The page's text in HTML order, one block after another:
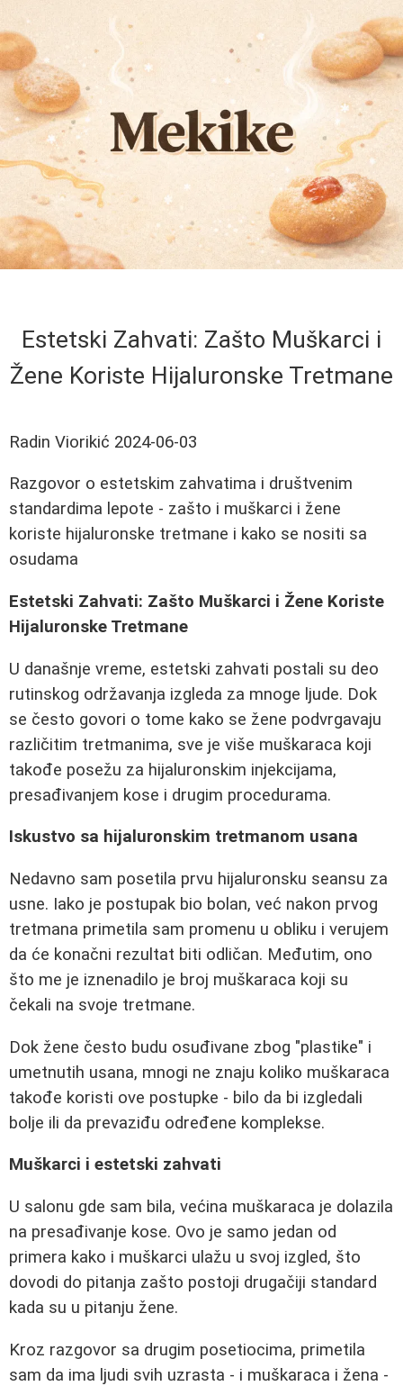
Estetski Zahvati: Zašto Muškarci i
Žene Koriste Hijaluronske Tretmane
Radin Viorikić 2024-06-03
Razgovor o estetskim zahvatima i društvenim
standardima lepote - zašto i muškarci i žene
koriste hijaluronske tretmane i kako se nositi sa
osudama
Estetski Zahvati: Zašto Muškarci i Žene Koriste
Hijaluronske Tretmane
U današnje vreme, estetski zahvati postali su deo
rutinskog održavanja izgleda za mnoge ljude. Dok
se često govori o tome kako se žene podvrgavaju
različitim tretmanima, sve je više muškaraca koji
takođe posežu za hijaluronskim injekcijama,
presađivanjem kose i drugim procedurama.
Iskustvo sa hijaluronskim tretmanom usana
Nedavno sam posetila prvu hijaluronsku seansu za
usne. Iako je postupak bio bolan, već nakon prvog
tretmana primetila sam promenu u obliku i verujem
da će konačni rezultat biti odličan. Međutim, ono
što me je iznenadilo je broj muškaraca koji su
čekali na svoje tretmane.
Dok žene često budu osuđivane zbog "plastike" i
umetnutih usana, mnogi ne znaju koliko muškaraca
takođe koristi ove postupke - bilo da bi izgledali
bolje ili da prevaziđu određene komplekse.
Muškarci i estetski zahvati
U salonu gde sam bila, većina muškaraca je dolazila
na presađivanje kose. Ovo je samo jedan od
primera kako i muškarci ulažu u svoj izgled, što
dovodi do pitanja zašto postoji drugačiji standard
kada su u pitanju žene.
Kroz razgovor sa drugim posetiocima, primetila
sam da ima ljudi svih uzrasta - i muškaraca i žena -